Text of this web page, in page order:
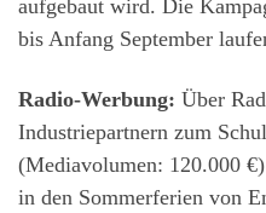
aufgebaut wird. Die
bis Anfang September
Radio-Werbung: Über
Industriepartnern zum
(Mediavolumen: 120.000
in den Sommerferien von